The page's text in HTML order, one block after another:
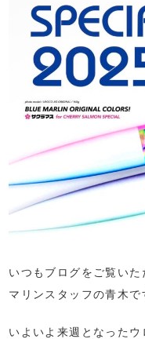
いつもブログをご覧い
マリンスタッフの青木で
いよいよ来週となった